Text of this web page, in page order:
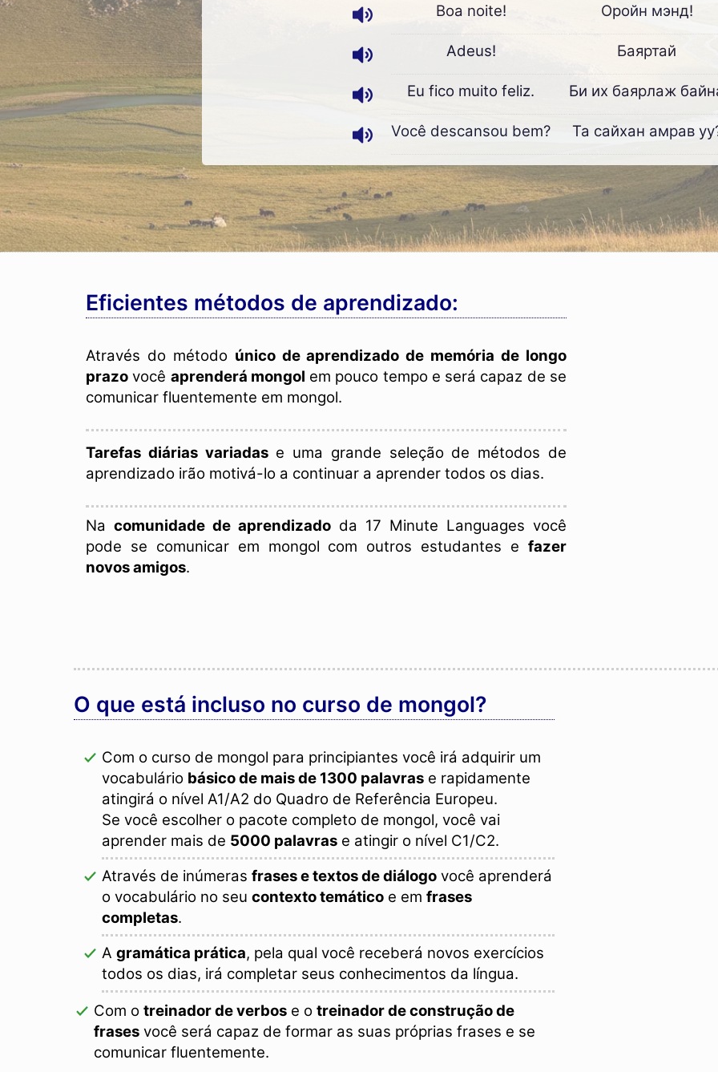
Boa noite! Оройн мэнд!
Adeus! Баяртай
Eu fico muito feliz. Би их баярлаж
Você descansou bem? Та сайхан амрав
Eficientes métodos de aprendizado:
Através do método único de aprendizado de memória de longo
prazo você aprenderá mongol em pouco tempo e será capaz de se
comunicar fluentemente em mongol.
Tarefas diárias variadase uma grande seleção de métodos de
aprendizado irão motivá-lo a continuar a aprender todos os dias.
Na comunidade de aprendizado da 17 Minute Languages você
pode se comunicar em mongol com outros estudantes e fazer
novos amigos.
O que está incluso no curso de mongol?
Com o curso de mongol para principiantes você irá adquirir um
vocabulário básico de mais de 1300 palavras e rapidamente
atingirá o nível A1/A2 do Quadro de Referência Europeu.
Se você escolher o pacote completo de mongol, você vai
aprender mais de 5000 palavras e atingir o nível C1/C2.
Através de inúmeras frases e textos de diálogo você aprenderá
o vocabulário no seu contexto temático e em frases
completas.
A gramática prática, pela qual você receberá novos exercícios
todos os dias, irá completar seus conhecimentos da língua.
Com o treinador de verbos e o treinador de construção de
frases você será capaz de formar as suas próprias frases e se
comunicar fluentemente.